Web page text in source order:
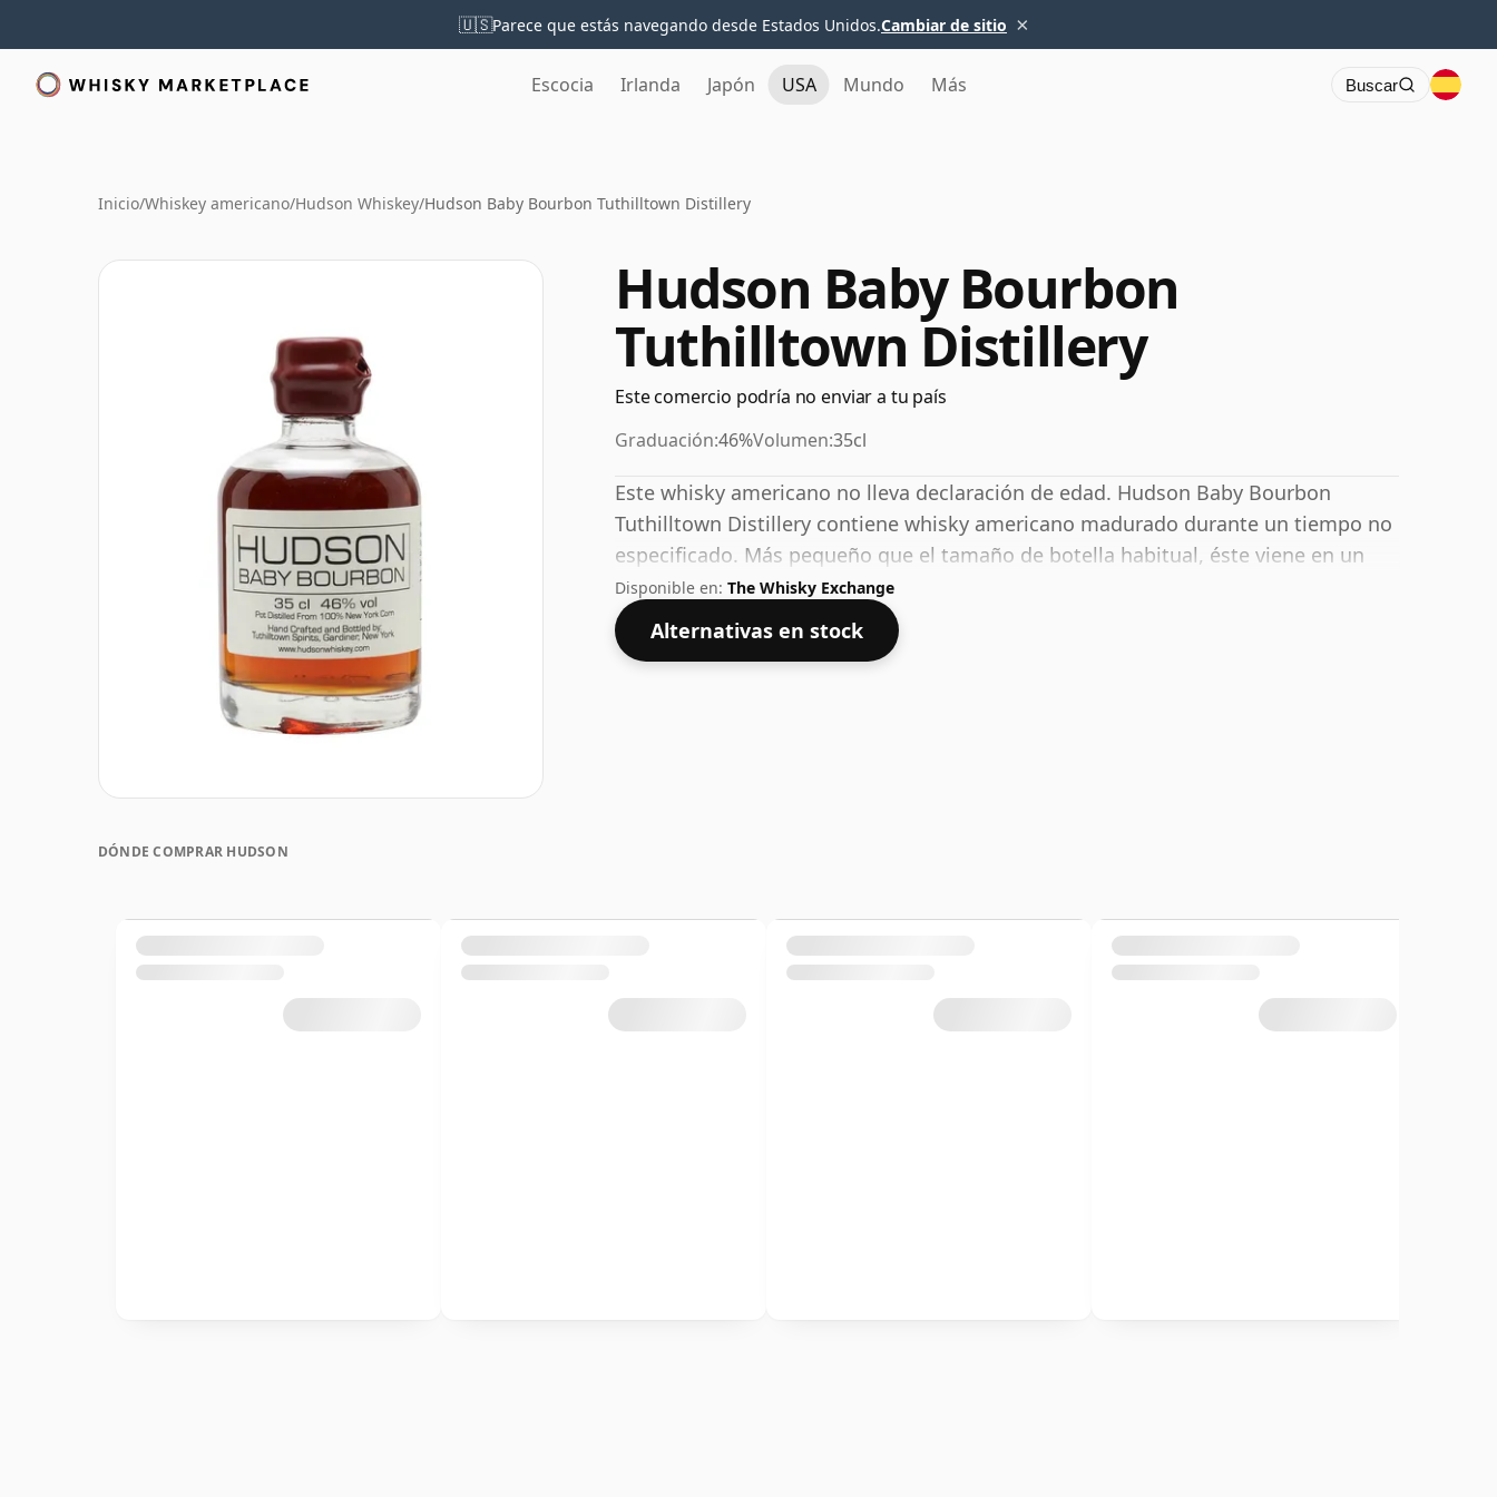
🇺🇸Parece que estás navegando desde Estados Unidos.Cambiar de sitio ×
Escocia Irlanda Japón USA Mundo Más Buscar
Inicio/Whiskey americano/Hudson Whiskey/Hudson Baby Bourbon Tuthilltown Distillery
Hudson Baby Bourbon
Tuthilltown Distillery
Este comercio podría no enviar a tu país
Graduación:46%Volumen:35cl
Este whisky americano no lleva declaración de edad. Hudson Baby Bourbon
Tuthilltown Distillery contiene whisky americano madurado durante un tiempo no
especificado. Más pequeño que el tamaño de botella habitual, éste viene en un
recipiente de 35 cl, embotellado al 46%.
Disponible en: The Whisky Exchange
Alternativas en stock
DÓNDE COMPRAR HUDSON